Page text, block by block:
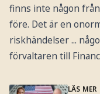
finns inte någon
före. Det är en
riskhändelser ...
förvaltaren till
LÄS MER